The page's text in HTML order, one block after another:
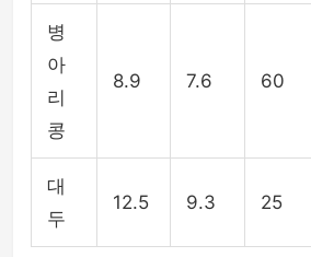
병
아
리
콩
8.9 7.6 60
대
두
12.5 9.3 25